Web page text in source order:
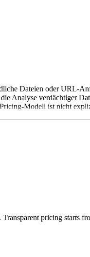
Dateien oder URL-
Analyse verdächtiger
Modell ist nicht
pricing starts